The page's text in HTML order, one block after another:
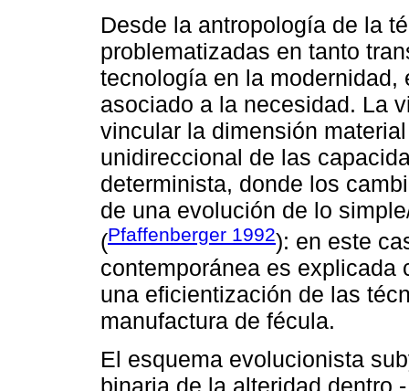
Desde la antropología de la
problematizadas en tanto
tecnología en la
asociado a la necesidad. La
vincular la dimensión
unidireccional de las
determinista, donde los
de una evolución de lo
(Pfaffenberger 1992): en este
contemporánea es explicada
una eficientización de las
manufactura de fécula.
El esquema evolucionista
binaria de la alteridad dentro